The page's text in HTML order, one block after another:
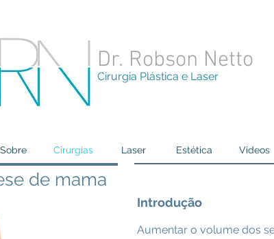
Cirurgia Plástica e Laser
Dr. Robson Netto
Sobre Cirurgias Laser Estética Videos
de mama
Introdução
Aumentar o volume dos